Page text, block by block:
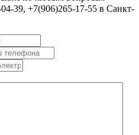
39, +7(906)265-17-55 в Санкт-